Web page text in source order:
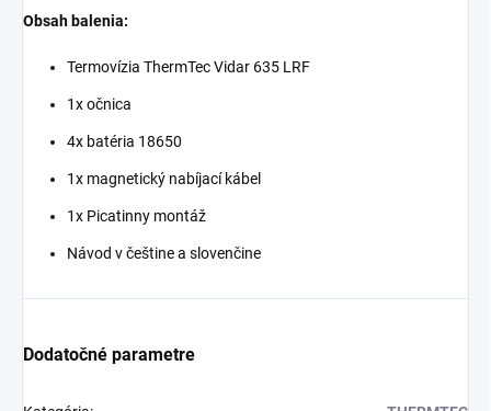
Obsah balenia:
Termovízia ThermTec Vidar 635 LRF
1x očnica
4x batéria 18650
1x magnetický nabíjací kábel
1x Picatinny montáž
Návod v češtine a slovenčine
Dodatočné parametre